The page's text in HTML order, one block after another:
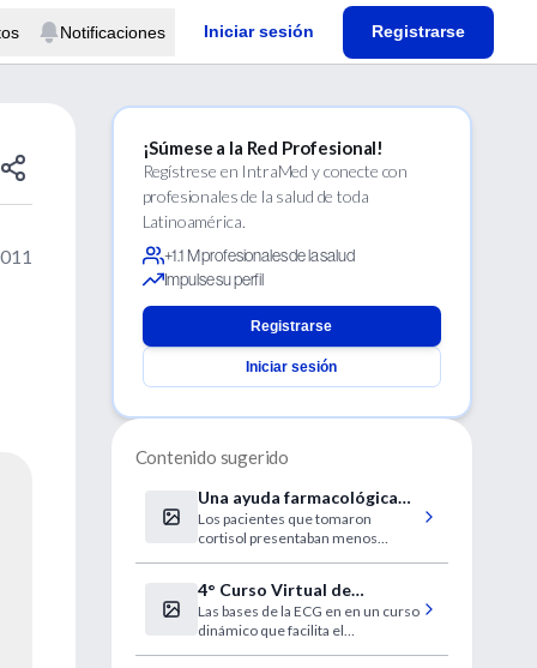
Notificaciones Iniciar sesión Registrarse
¡Súmese a la Red Profesional!
Regístrese en IntraMed y conecte con
profesionales de la salud de toda
Latinoamérica.
+1.1 M profesionales de la salud
Impulse su perfil
Registrarse
Iniciar sesión
Contenido sugerido
Una ayuda farmacológica
contra la fobia a las alturas
Los pacientes que tomaron
cortisol presentaban menos
frente a sus efectos secundarios".
4° Curso Virtual de
Electrocardiografía Clínica
IntraMed
Las bases de la ECG en en un curso
dinámico que facilita el